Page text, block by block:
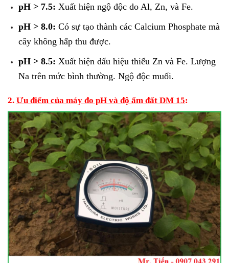
pH > 7.5: Xuất hiện ngộ độc do Al, Zn, và Fe.
pH > 8.0: Có sự tạo thành các Calcium Phosphate mà
cây không hấp thu được.
pH > 8.5: Xuất hiện dấu hiệu thiếu Zn và Fe. Lượng
Na trên mức bình thường. Ngộ độc muối.
2. Ưu điểm của máy đo pH và độ ẩm đất DM 15: